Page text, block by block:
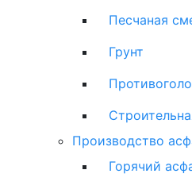
Песчаная
Грунт
Производство
Горячий